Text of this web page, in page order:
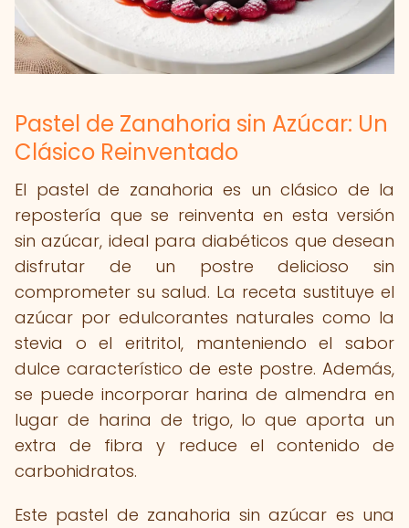
Pastel de Zanahoria sin Azúcar: Un
Clásico Reinventado
El pastel de zanahoria es un clásico de la
repostería que se reinventa en esta versión
sin azúcar, ideal para diabéticos que desean
disfrutar de un postre delicioso sin
comprometer su salud. La receta sustituye el
azúcar por edulcorantes naturales como la
stevia o el eritritol, manteniendo el sabor
dulce característico de este postre. Además,
se puede incorporar harina de almendra en
lugar de harina de trigo, lo que aporta un
extra de fibra y reduce el contenido de
carbohidratos.
Este pastel de zanahoria sin azúcar es una